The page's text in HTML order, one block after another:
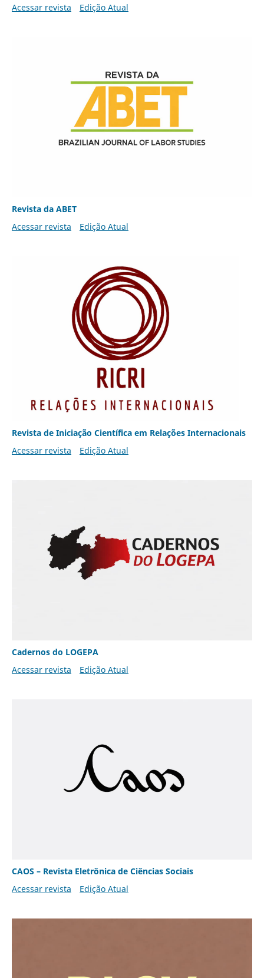
Acessar revista Edição Atual
Revista da ABET
Acessar revista
Edição Atual
Revista de Iniciação Científica em Relações Internacionais
Acessar revista
Edição Atual
Cadernos do LOGEPA
Acessar revista
Edição Atual
CAOS – Revista Eletrônica de Ciências Sociais
Acessar revista
Edição Atual